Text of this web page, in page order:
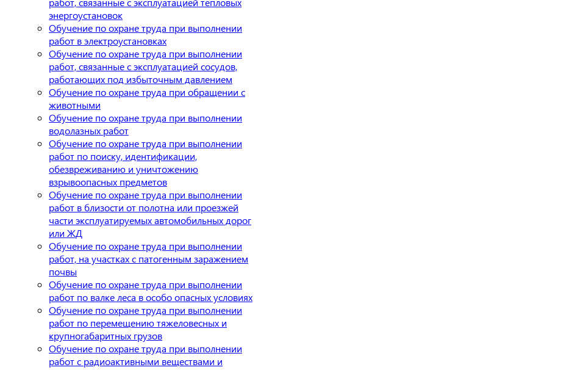
энергоустановок
Обучение по охране труда при выполнении
работ в электроустановках
Обучение по охране труда при выполнении
работ, связанные с эксплуатацией сосудов,
работающих под избыточным давлением
Обучение по охране труда при обращении с
животными
Обучение по охране труда при выполнении
водолазных работ
Обучение по охране труда при выполнении
работ по поиску, идентификации,
обезвреживанию и уничтожению
взрывоопасных предметов
Обучение по охране труда при выполнении
работ в близости от полотна или проезжей
части эксплуатируемых автомобильных дорог
или ЖД
Обучение по охране труда при выполнении
работ, на участках с патогенным заражением
почвы
Обучение по охране труда при выполнении
работ по валке леса в особо опасных условиях
Обучение по охране труда при выполнении
работ по перемещению тяжеловесных и
крупногабаритных грузов
Обучение по охране труда при выполнении
работ с радиоактивными веществами и